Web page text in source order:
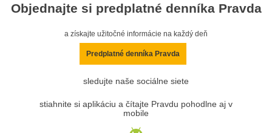
Objednajte si predplatné denníka Pravda
a získajte užitočné informácie na každý deň
Predplatné denníka Pravda
sledujte naše sociálne siete
stiahnite si aplikáciu a čítajte Pravdu pohodlne aj v
mobile